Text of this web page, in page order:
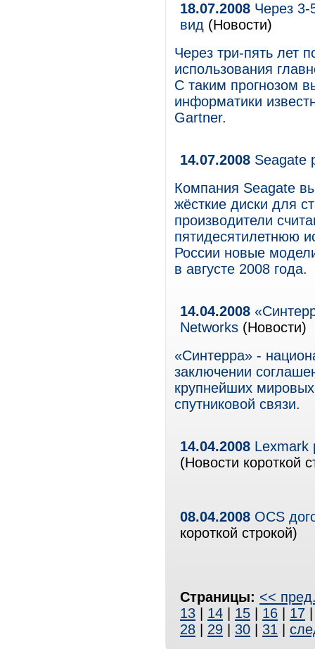
18.07.2008 Через 3-
вид (Новости)
Через три-пять лет
использования
С таким прогнозом
информатики
Gartner.
14.07.2008 Seagate
Компания Seagate
жёсткие диски для
производители
пятидесятилетнюю
России новые
в августе 2008 года.
14.04.2008
Networks (Новости)
«Синтерра» -
заключении
крупнейших
спутниковой связи.
14.04.2008 Lexmark
(Новости короткой
08.04.2008 OCS
короткой строкой)
Страницы: <<
13
14 15 16 17
28
29 30 31